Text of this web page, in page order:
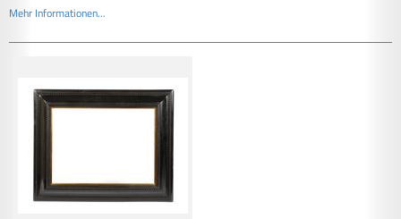
Mehr Informationen...